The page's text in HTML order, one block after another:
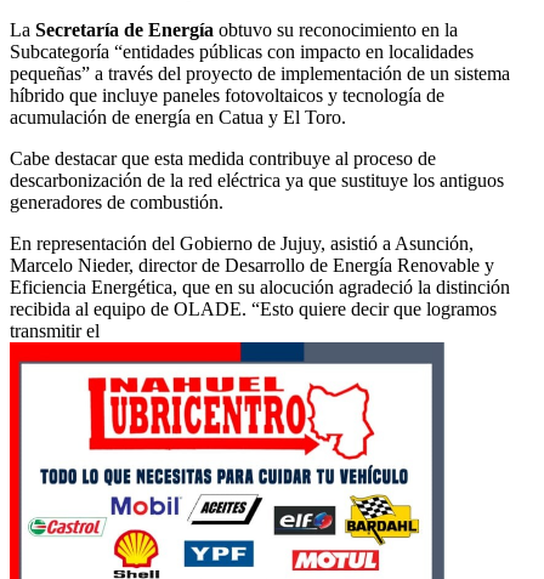
La Secretaría de Energía obtuvo su reconocimiento en la
Subcategoría “entidades públicas con impacto en localidades
pequeñas” a través del proyecto de implementación de un sistema
híbrido que incluye paneles fotovoltaicos y tecnología de
acumulación de energía en Catua y El Toro.
Cabe destacar que esta medida contribuye al proceso de
descarbonización de la red eléctrica ya que sustituye los antiguos
generadores de combustión.
En representación del Gobierno de Jujuy, asistió a Asunción,
Marcelo Nieder, director de Desarrollo de Energía Renovable y
Eficiencia Energética, que en su alocución agradeció la distinción
recibida al equipo de OLADE. “Esto quiere decir que logramos
transmitir el